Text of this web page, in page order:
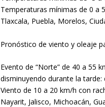
Temperaturas mínimas de 0 a
Tlaxcala, Puebla, Morelos,
Pronóstico de viento y oleaje
Evento de “Norte” de 40 a 55
disminuyendo durante la
Viento de 10 a 20 km/h con
Nayarit, Jalisco, Michoacán,